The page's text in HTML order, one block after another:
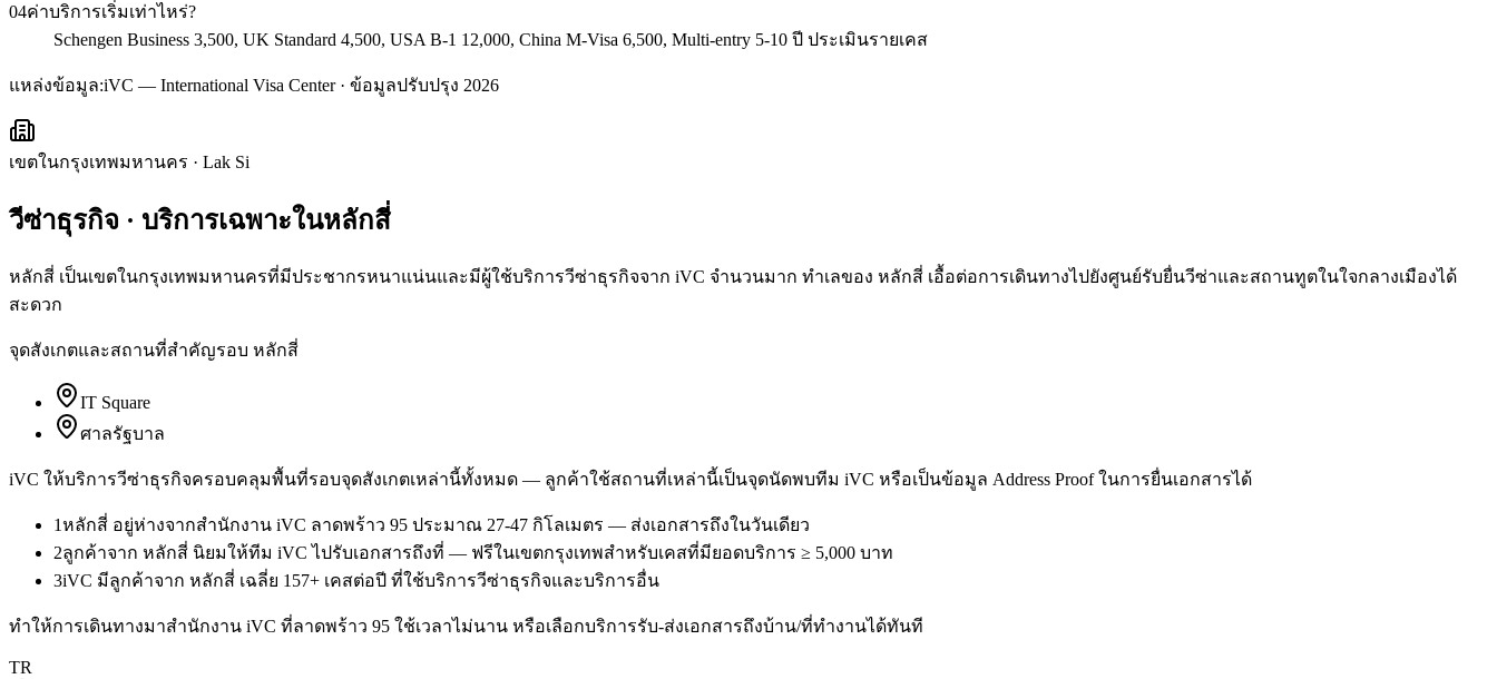
04ค่าบริการเริ่มเท่าไหร่?
Schengen Business 3,500, UK Standard 4,500, USA B-1 12,000, China M-Visa 6,500, Multi-entry 5-10 ปี ประเมินรายเคส
แหล่งข้อมูล:iVC — International Visa Center · ข้อมูลปรับปรุง 2026
เขตในกรุงเทพมหานคร · Lak Si
วีซ่าธุรกิจ · บริการเฉพาะในหลักสี่
หลักสี่ เป็นเขตในกรุงเทพมหานครที่มีประชากรหนาแน่นและมีผู้ใช้บริการวีซ่าธุรกิจจาก iVC จำนวนมาก ทำเลของ หลักสี่ เอื้อต่อการเดินทางไปยังศูนย์รับยื่นวีซ่าและสถานทูตในใจกลางเมืองได้
สะดวก
จุดสังเกตและสถานที่สำคัญรอบ หลักสี่
IT Square
ศาลรัฐบาล
iVC ให้บริการวีซ่าธุรกิจครอบคลุมพื้นที่รอบจุดสังเกตเหล่านี้ทั้งหมด — ลูกค้าใช้สถานที่เหล่านี้เป็นจุดนัดพบทีม iVC หรือเป็นข้อมูล Address Proof ในการยื่นเอกสารได้
1หลักสี่ อยู่ห่างจากสำนักงาน iVC ลาดพร้าว 95 ประมาณ 27-47 กิโลเมตร — ส่งเอกสารถึงในวันเดียว
2ลูกค้าจาก หลักสี่ นิยมให้ทีม iVC ไปรับเอกสารถึงที่ — ฟรีในเขตกรุงเทพสำหรับเคสที่มียอดบริการ ≥ 5,000 บาท
3iVC มีลูกค้าจาก หลักสี่ เฉลี่ย 157+ เคสต่อปี ที่ใช้บริการวีซ่าธุรกิจและบริการอื่น
ทำให้การเดินทางมาสำนักงาน iVC ที่ลาดพร้าว 95 ใช้เวลาไม่นาน หรือเลือกบริการรับ-ส่งเอกสารถึงบ้าน/ที่ทำงานได้ทันที
TR